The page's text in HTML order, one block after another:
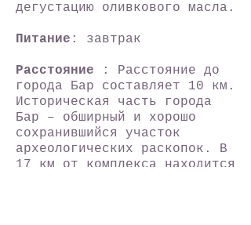
дегустацию оливкового масла.
Питание : завтрак
Расстояние
: Расстояние до
города Бар составляет 10 км.
Историческая часть города
Бар – обширный и хорошо
сохранившийся участок
археологических раскопок. В
17 км от комплекса находится